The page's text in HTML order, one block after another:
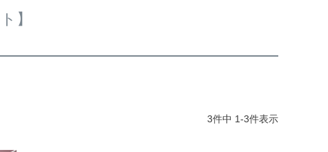
】
3件中 1-3件表示